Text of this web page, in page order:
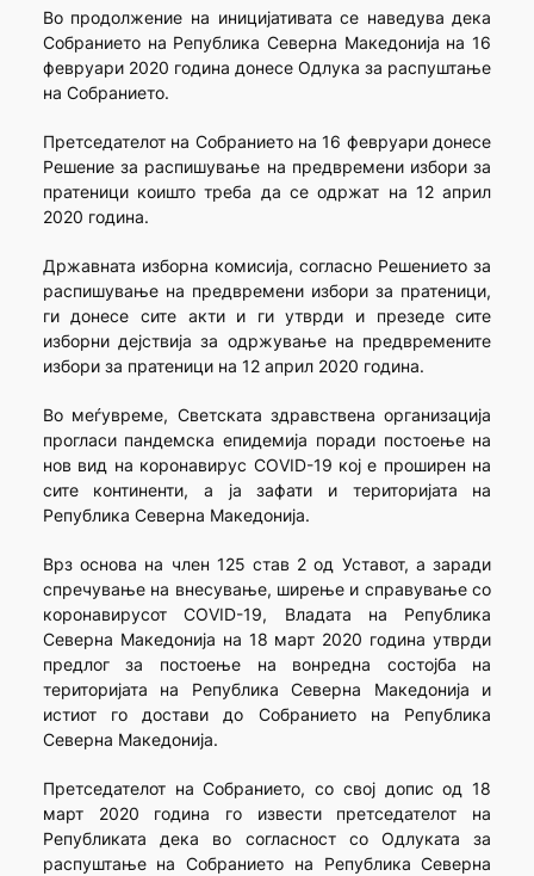
Во продолжение на иницијативата се наведува дека
Собранието на Република Северна Македонија на 16
февруари 2020 година донесе Одлука за распуштање
на Собранието.
Претседателот на Собранието на 16 февруари донесе
Решение за распишување на предвремени избори за
пратеници коишто треба да се одржат на 12 април
2020 година.
Државната изборна комисија, согласно Решението за
распишување на предвремени избори за пратеници,
ги донесе сите акти и ги утврди и презеде сите
изборни дејствија за одржување на предвремените
избори за пратеници на 12 април 2020 година.
Во меѓувреме, Светската здравствена организација
прогласи пандемска епидемија поради постоење на
нов вид на коронавирус COVID-19 кој е проширен на
сите континенти, а ја зафати и територијата на
Република Северна Македонија.
Врз основа на член 125 став 2 од Уставот, а заради
спречување на внесување, ширење и справување со
коронавирусот COVID-19, Владата на Република
Северна Македонија на 18 март 2020 година утврди
предлог за постоење на вонредна состојба на
територијата на Република Северна Македонија и
истиот го достави до Собранието на Република
Северна Македонија.
Претседателот на Собранието, со свој допис од 18
март 2020 година го извести претседателот на
Републиката дека во согласност со Одлуката за
распуштање на Собранието на Република Северна